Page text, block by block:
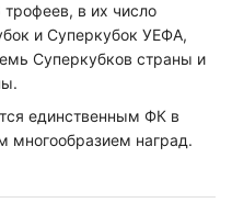
в их число
и Суперкубок УЕФА,
Суперкубков страны и
единственным ФК в
многообразием наград.